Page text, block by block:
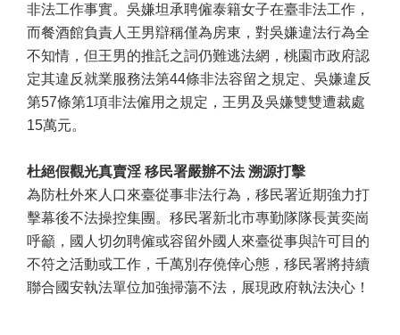
非法工作事實。吳嫌坦承聘僱泰籍女子在臺非法工作，
而餐酒館負責人王男辯稱僅為房東，對吳嫌違法行為全
不知情，但王男的推託之詞仍難逃法網，桃園市政府認
定其違反就業服務法第44條非法容留之規定、吳嫌違反
第57條第1項非法僱用之規定，王男及吳嫌雙雙遭裁處
15萬元。
杜絕假觀光真賣淫 移民署嚴辦不法 溯源打擊
為防杜外來人口來臺從事非法行為，移民署近期強力打
擊幕後不法操控集團。移民署新北市專勤隊隊長黃奕崗
呼籲，國人切勿聘僱或容留外國人來臺從事與許可目的
不符之活動或工作，千萬別存僥倖心態，移民署將持續
聯合國安執法單位加強掃蕩不法，展現政府執法決心！